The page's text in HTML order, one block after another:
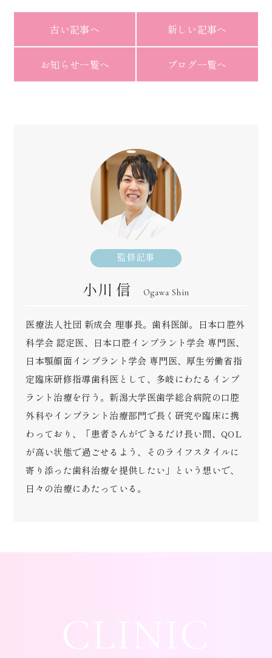
古い記事へ 新しい記事へ
お知らせ一覧へ ブログ一覧へ
監修記事
小川 信 Ogawa Shin
医療法人社団 新成会 理事長。歯科医師。日本口腔外
科学会 認定医、日本口腔インプラント学会 専門医、
日本顎顔面インプラント学会 専門医、厚生労働省指
定臨床研修指導歯科医として、多岐にわたるインプ
ラント治療を行う。新潟大学医歯学総合病院の口腔
外科やインプラント治療部門で長く研究や臨床に携
わっており、「患者さんができるだけ長い間、QOL
が高い状態で過ごせるよう、そのライフスタイルに
寄り添った歯科治療を提供したい」という想いで、
日々の治療にあたっている。